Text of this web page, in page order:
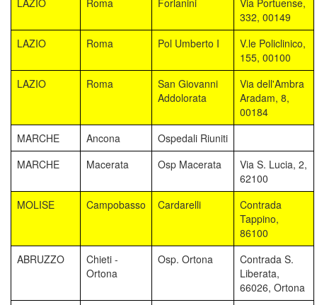
332, 00149
LAZIO
Roma Pol Umberto I
V.le Policlinico,
155, 00100
LAZIO
Roma
San Giovanni
Addolorata
Via dell'Ambra
Aradam, 8,
00184
MARCHE
Ancona
Ospedali Riuniti
MARCHE
Macerata Osp Macerata
Via S. Lucia, 2,
62100
MOLISE
Campobasso Cardarelli
Contrada
Tappino,
86100
ABRUZZO
Chieti -
Ortona
Osp. Ortona
Contrada S.
Liberata,
66026, Ortona